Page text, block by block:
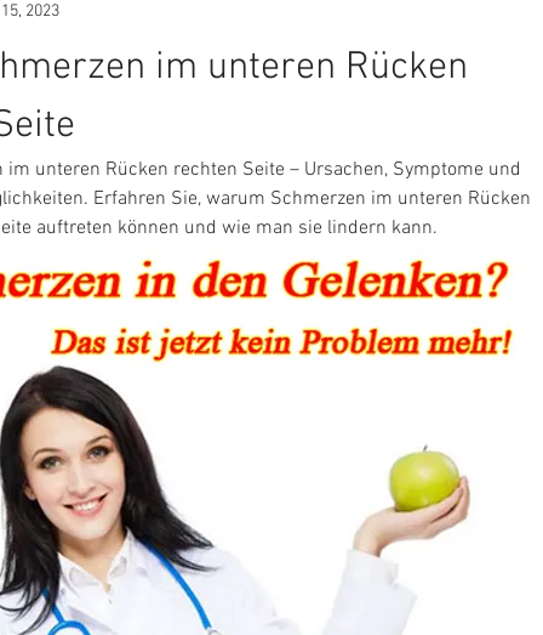
2023
im unteren Rücken
im unteren Rücken rechten Seite – Ursachen, Symptome und
Erfahren Sie, warum Schmerzen im unteren Rücken
auftreten können und wie man sie lindern kann.